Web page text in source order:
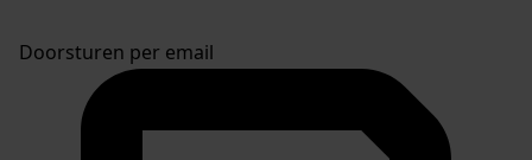
Doorsturen per email